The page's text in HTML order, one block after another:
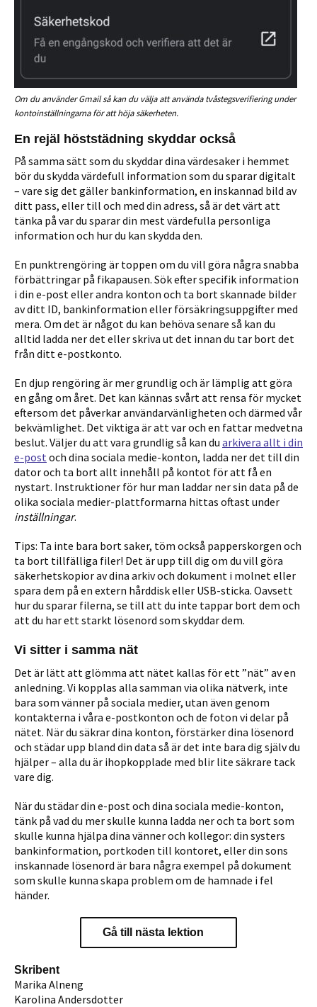
Skribent
Marika Alneng
Karolina Andersdotter
Om du använder Gmail så kan du välja att använda tvåstegsverifiering under
kontoinställningarna för att höja säkerheten.
En rejäl höststädning skyddar också
På samma sätt som du skyddar dina värdesaker i hemmet
bör du skydda värdefull information som du sparar digitalt
– vare sig det gäller bankinformation, en inskannad bild av
ditt pass, eller till och med din adress, så är det värt att
tänka på var du sparar din mest värdefulla personliga
information och hur du kan skydda den.
En punktrengöring är toppen om du vill göra några snabba
förbättringar på fikapausen. Sök efter specifik information
i din e-post eller andra konton och ta bort skannade bilder
av ditt ID, bankinformation eller försäkringsuppgifter med
mera. Om det är något du kan behöva senare så kan du
alltid ladda ner det eller skriva ut det innan du tar bort det
från ditt e-postkonto.
En djup rengöring är mer grundlig och är lämplig att göra
en gång om året. Det kan kännas svårt att rensa för mycket
eftersom det påverkar användarvänligheten och därmed vår
bekvämlighet. Det viktiga är att var och en fattar medvetna
beslut. Väljer du att vara grundlig så kan du arkivera allt i din
e-post och dina sociala medie-konton, ladda ner det till din
dator och ta bort allt innehåll på kontot för att få en
nystart. Instruktioner för hur man laddar ner sin data på de
olika sociala medier-plattformarna hittas oftast under
inställningar.
Tips: Ta inte bara bort saker, töm också papperskorgen och
ta bort tillfälliga filer! Det är upp till dig om du vill göra
säkerhetskopior av dina arkiv och dokument i molnet eller
spara dem på en extern hårddisk eller USB-sticka. Oavsett
hur du sparar filerna, se till att du inte tappar bort dem och
att du har ett starkt lösenord som skyddar dem.
Vi sitter i samma nät
Det är lätt att glömma att nätet kallas för ett ”nät” av en
anledning. Vi kopplas alla samman via olika nätverk, inte
bara som vänner på sociala medier, utan även genom
kontakterna i våra e-postkonton och de foton vi delar på
nätet. När du säkrar dina konton, förstärker dina lösenord
och städar upp bland din data så är det inte bara dig själv du
hjälper – alla du är ihopkopplade med blir lite säkrare tack
vare dig.
När du städar din e-post och dina sociala medie-konton,
tänk på vad du mer skulle kunna ladda ner och ta bort som
skulle kunna hjälpa dina vänner och kollegor: din systers
bankinformation, portkoden till kontoret, eller din sons
inskannade lösenord är bara några exempel på dokument
som skulle kunna skapa problem om de hamnade i fel
händer.
Gå till nästa lektion